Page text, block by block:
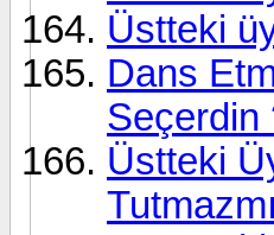
Üstteki
Dans
Seçerdin
Üstteki